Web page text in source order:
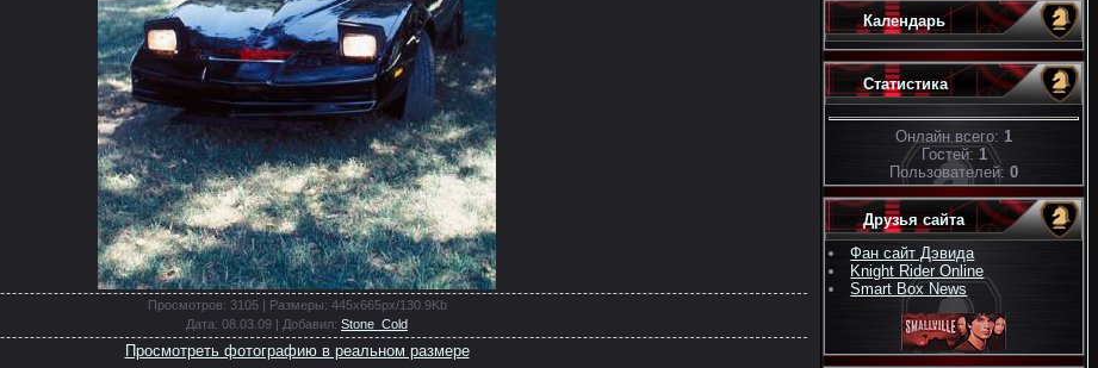
Просмотров: 3105 | Размеры: 445x665px/130.9Kb
Дата: 08.03.09 | Добавил: Stone_Cold
Просмотреть фотографию в реальном размере
Календарь
Статистика
Онлайн всего: 1
Гостей: 1
Пользователей: 0
Друзья сайта
Фан сайт Дэвида
Knight Rider Online
Smart Box News